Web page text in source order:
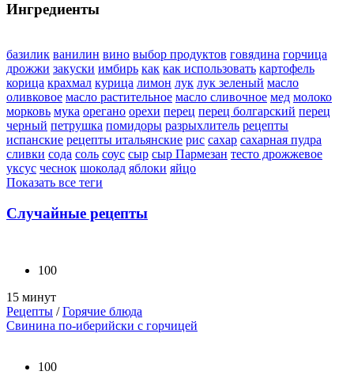
Ингредиенты
базилик ванилин вино выбор продуктов говядина горчица
дрожжи закуски имбирь как как использовать картофель
корица крахмал курица лимон лук лук зеленый масло
оливковое масло растительное масло сливочное мед молоко
морковь мука орегано орехи перец перец болгарский перец
черный петрушка помидоры разрыхлитель рецепты
испанские рецепты итальянские рис сахар сахарная пудра
сливки сода соль соус сыр сыр Пармезан тесто дрожжевое
уксус чеснок шоколад яблоки яйцо
Показать все теги
Случайные рецепты
100
15 минут
Рецепты /Горячие блюда
Свинина по-иберийски с горчицей
100